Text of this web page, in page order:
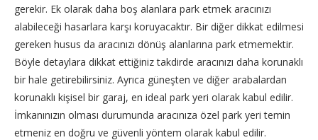
gerekir. Ek olarak daha boş alanlara park etmek aracınızı
alabileceği hasarlara karşı koruyacaktır. Bir diğer dikkat edilmesi
gereken husus da aracınızı dönüş alanlarına park etmemektir.
Böyle detaylara dikkat ettiğiniz takdirde aracınızı daha korunaklı
bir hale getirebilirsiniz. Ayrıca güneşten ve diğer arabalardan
korunaklı kişisel bir garaj, en ideal park yeri olarak kabul edilir.
İmkanınızın olması durumunda aracınıza özel park yeri temin
etmeniz en doğru ve güvenli yöntem olarak kabul edilir.